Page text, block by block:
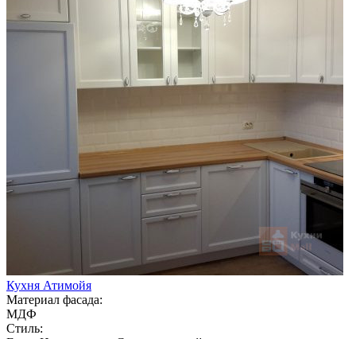
Кухня Атимойя
Материал фасада:
МДФ
Стиль: